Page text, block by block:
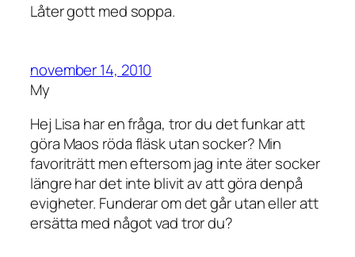
Låter gott med soppa.
november 14, 2010
My
Hej Lisa har en fråga, tror du det funkar att
göra Maos röda fläsk utan socker? Min
favoriträtt men eftersom jag inte äter socker
längre har det inte blivit av att göra denpå
evigheter. Funderar om det går utan eller att
ersätta med något vad tror du?